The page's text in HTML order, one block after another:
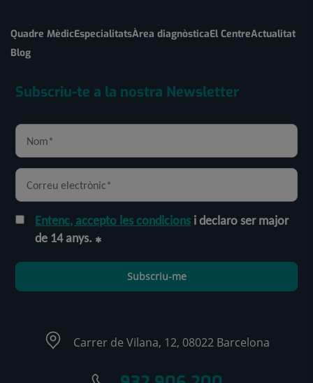
Quadre MèdicEspecialitatsÀrea diagnòsticaEl CentreActualitat
Blog
Subscriu-te a la nostra Newsletter
Entenc, accepto les condicions i declaro ser major
de 14 anys.
Subscriu-me
Carrer de Vilana, 12, 08022 Barcelona